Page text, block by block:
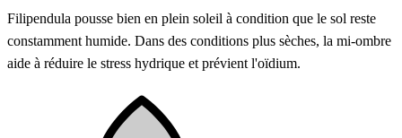
Filipendula pousse bien en plein soleil à condition que le sol reste
constamment humide. Dans des conditions plus sèches, la mi-ombre
aide à réduire le stress hydrique et prévient l'oïdium.